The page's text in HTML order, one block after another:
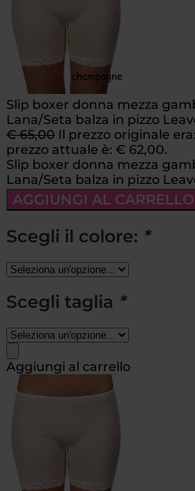
Slip boxer donna mezza
Lana/Seta balza in pizzo
€65,00 Il prezzo originale
prezzo attuale è: € 62,00.
Slip boxer donna mezza
Lana/Seta balza in pizzo
AGGIUNGI AL CARRELLO
Scegli il colore: *
Scegli taglia *
Aggiungi al carrello